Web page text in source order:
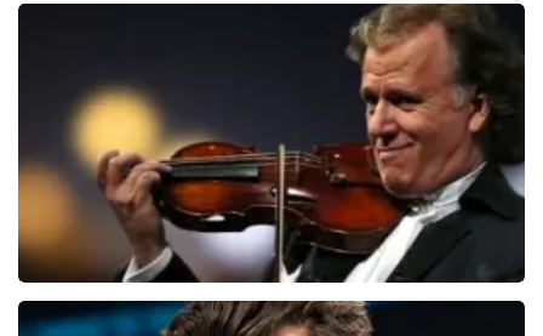
BEKIJKEN
Andre Rieu